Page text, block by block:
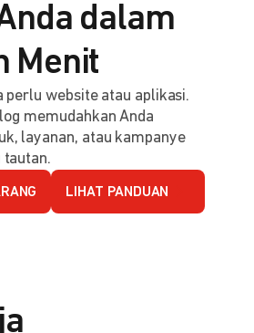
dalam
Menit
perlu website atau aplikasi.
memudahkan Anda
layanan, atau kampanye
tautan.
LIHAT PANDUAN